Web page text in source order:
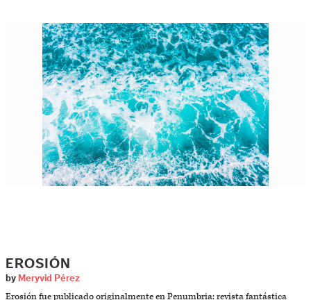
EROSIÓN
by Meryvid Pérez
Erosión fue publicado originalmente en Penumbria: revista fantástica